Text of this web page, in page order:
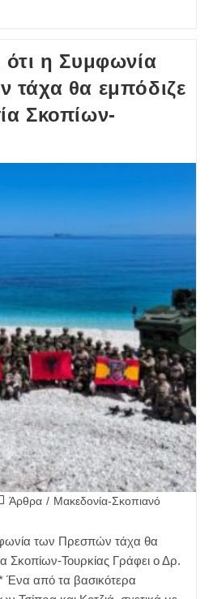
η Συμφωνία
τάχα θα εμπόδιζε
Σκοπίων-
Άρθρα / Μακεδονία-Σκοπιανό
των Πρεσπών τάχα θα
Σκοπίων-Τουρκίας Γράφει ο Δρ.
Ένα από τα βασικότερα